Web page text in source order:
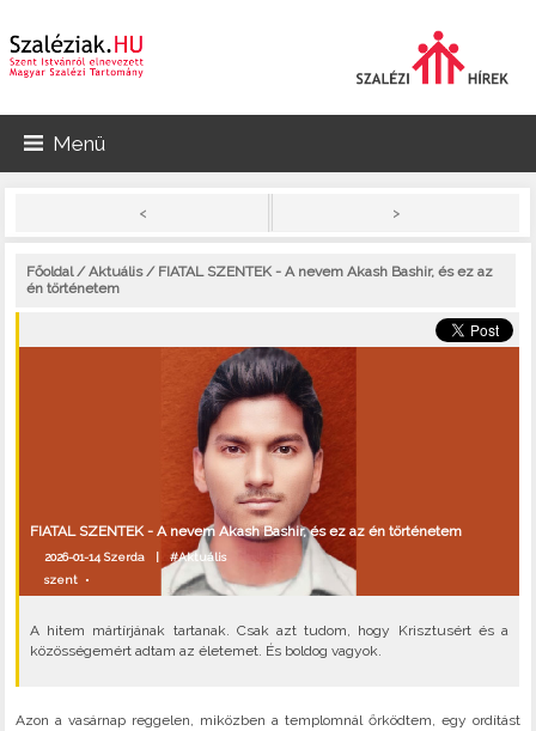
Menü
< >
Főoldal/Aktuális/ FIATAL SZENTEK - A nevem Akash Bashir, és ez az
én történetem
FIATAL SZENTEK - A nevem Akash Bashir, és ez az én történetem
2026-01-14 Szerda |#Aktuális
szent •
A hitem mártírjának tartanak. Csak azt tudom, hogy Krisztusért és a
közösségemért adtam az életemet. És boldog vagyok.
Azon a vasárnap reggelen, miközben a templomnál őrködtem, egy ordítást